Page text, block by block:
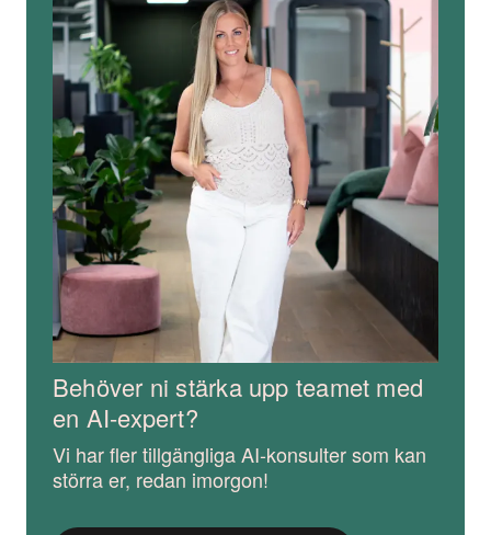
Behöver ni stärka upp teamet med
en AI-expert?
Vi har fler tillgängliga AI-konsulter som kan
störra er, redan imorgon!